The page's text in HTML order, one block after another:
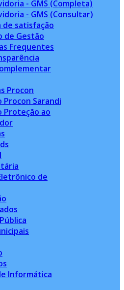
- GMS (Completa)
- GMS (Consultar)
de satisfação
de Gestão
Frequentes
Procon
Procon Sarandi
Proteção ao
de
Informática